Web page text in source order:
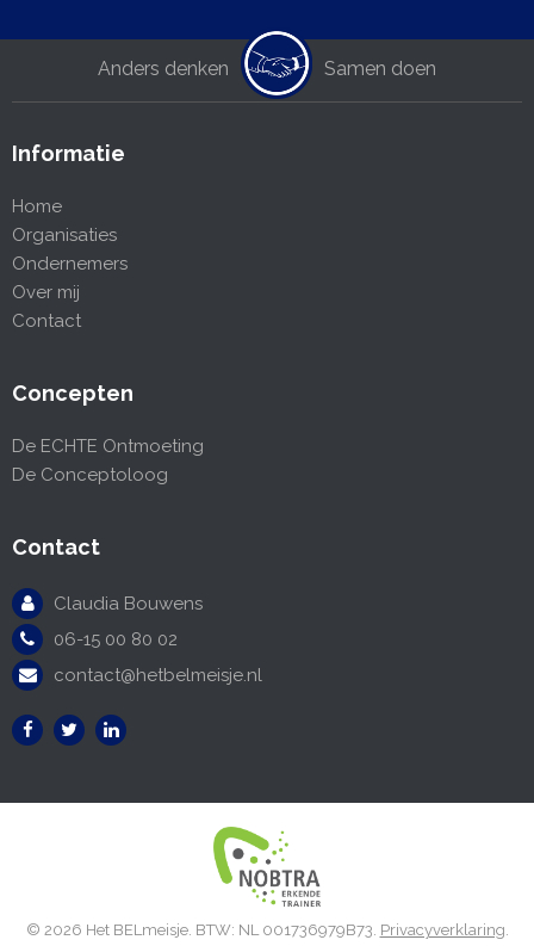
Anders denken Samen doen
Informatie
Home
Organisaties
Ondernemers
Over mij
Contact
Concepten
De ECHTE Ontmoeting
De Conceptoloog
Contact
Claudia Bouwens
06-15 00 80 02
contact@hetbelmeisje.nl
© 2026 Het BELmeisje. BTW: NL 001736979B73. Privacyverklaring